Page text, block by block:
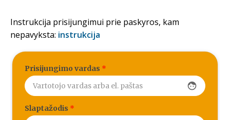
Instrukcija prisijungimui prie paskyros, kam
nepavyksta: instrukcija
Prisijungimo vardas *
face
Slaptažodis *